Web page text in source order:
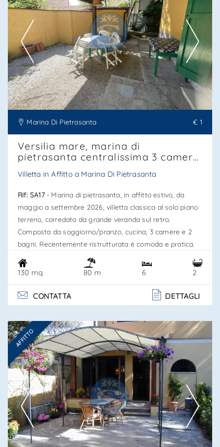
Ti interessa?
Contatta
--------------------
Vedi tutti i dettagli
Marina Di Pietrasanta € 1
Versilia mare, marina di
pietrasanta centralissima 3 camere
Villetta in Affitto a Marina Di Pietrasanta
Rif: SA17- Marina di pietrasanta, in affitto estivo, da
maggio a settembre 2026, villetta classica al solo piano
terreno, corredata da grande veranda sul retro.
Composta da soggiorno/pranzo, cucina, 3 camere e 2
bagni. Recentemente ristrutturata è comoda e pratica.
Dotazioni: ventilatori al soffitto, forno, frigo/freezer,
lavastoviglie, lavatrice, pozzetta x lavare, tv.
kwh/mq*a - epgl,ren 11,59 kwh/mq*a. - codice id cir
:046024ltn. . .
130 mq 80 m 6 2
CONTATTA DETTAGLI
AFFITTO
Ti interessa?
Contatta
--------------------
Vedi tutti i dettagli